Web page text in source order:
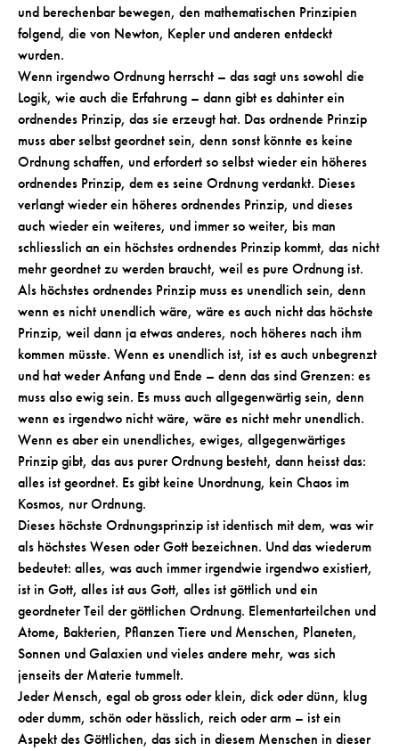
und berechenbar bewegen, den mathematischen Prinzipien
folgend, die von Newton, Kepler und anderen entdeckt
wurden.
Wenn irgendwo Ordnung herrscht – das sagt uns sowohl die
Logik, wie auch die Erfahrung – dann gibt es dahinter ein
ordnendes Prinzip, das sie erzeugt hat. Das ordnende Prinzip
muss aber selbst geordnet sein, denn sonst könnte es keine
Ordnung schaffen, und erfordert so selbst wieder ein höheres
ordnendes Prinzip, dem es seine Ordnung verdankt. Dieses
verlangt wieder ein höheres ordnendes Prinzip, und dieses
auch wieder ein weiteres, und immer so weiter, bis man
schliesslich an ein höchstes ordnendes Prinzip kommt, das nicht
mehr geordnet zu werden braucht, weil es pure Ordnung ist.
Als höchstes ordnendes Prinzip muss es unendlich sein, denn
wenn es nicht unendlich wäre, wäre es auch nicht das höchste
Prinzip, weil dann ja etwas anderes, noch höheres nach ihm
kommen müsste. Wenn es unendlich ist, ist es auch unbegrenzt
und hat weder Anfang und Ende – denn das sind Grenzen: es
muss also ewig sein. Es muss auch allgegenwärtig sein, denn
wenn es irgendwo nicht wäre, wäre es nicht mehr unendlich.
Wenn es aber ein unendliches, ewiges, allgegenwärtiges
Prinzip gibt, das aus purer Ordnung besteht, dann heisst das:
alles ist geordnet. Es gibt keine Unordnung, kein Chaos im
Kosmos, nur Ordnung.
Dieses höchste Ordnungsprinzip ist identisch mit dem, was wir
als höchstes Wesen oder Gott bezeichnen. Und das wiederum
bedeutet: alles, was auch immer irgendwie irgendwo existiert,
ist in Gott, alles ist aus Gott, alles ist göttlich und ein
geordneter Teil der göttlichen Ordnung. Elementarteilchen und
Atome, Bakterien, Pflanzen Tiere und Menschen, Planeten,
Sonnen und Galaxien und vieles andere mehr, was sich
jenseits der Materie tummelt.
Jeder Mensch, egal ob gross oder klein, dick oder dünn, klug
oder dumm, schön oder hässlich, reich oder arm – ist ein
Aspekt des Göttlichen, das sich in diesem Menschen in dieser